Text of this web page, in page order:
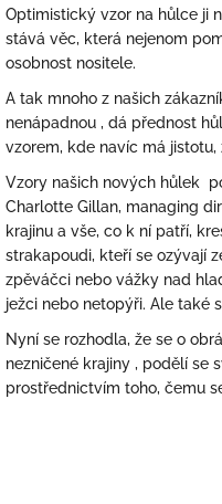
Optimistický vzor na hůlce ji
stává věc, která nejenom
osobnost nositele.
A tak mnoho z našich
nenápadnou , dá přednost
vzorem, kde navíc má
Vzory našich nových hůlek
Charlotte Gillan, managing
krajinu a vše, co k ní patří,
strakapoudi, kteří se ozývají
zpěváčci nebo vážky nad
ježci nebo netopýři. Ale také
Nyní se rozhodla, že se o
nezničené krajiny , podělí se
prostřednictvím toho, čemu